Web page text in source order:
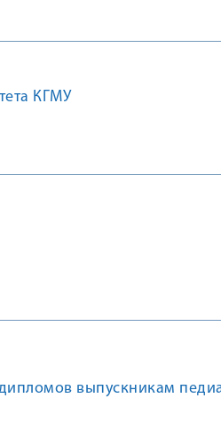
КГМУ
выпускникам